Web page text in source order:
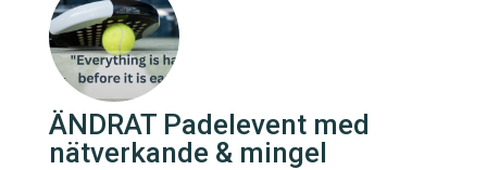
ÄNDRAT Padelevent med
nätverkande & mingel